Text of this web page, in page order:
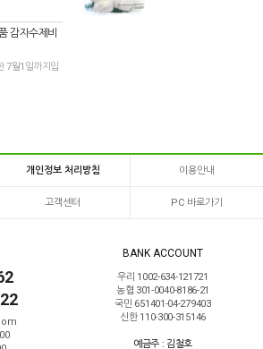
감자수제비
7월1일까지입
개인정보 처리방침 이용안내
고객센터 PC 바로가기
BANK ACCOUNT
우리 1002-634-121721
농협 301-0040-8186-21
국민 651401-04-279403
신한 110-300-315146
예금주 : 김철호